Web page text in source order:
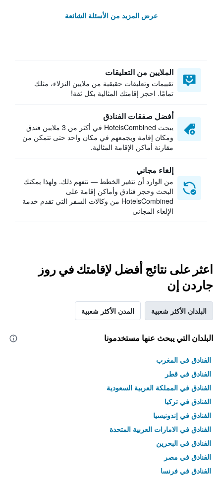
عرض المزيد من الأسئلة الشائعة
الملايين من التعليقات
تقييمات وتعليقات حقيقية من ملايين النزلاء، مثلك
تمامًا. احجز إقامتك المثالية بكل ثقة!
أفضل صفقات الفنادق
يبحث HotelsCombined في أكثر من 3 ملايين فندق
ومكان إقامة ويجمعهم في مكان واحد حتى تتمكن من
مقارنة أماكن الإقامة المثالية.
إلغاء مجاني
من الوارد أن تتغير الخطط — نتفهم ذلك. ولهذا يمكنك
البحث وحجز فنادق وأماكن إقامة على
HotelsCombined من وكالات السفر التي تقدم خدمة
الإلغاء المجاني
اعثر على نتائج أفضل لإقامتك في روز
جاردن إن
البلدان الأكثر شعبية المدن الأكثر شعبية
البلدان التي يبحث عنها مستخدمونا
الفنادق في المغرب
الفنادق في قطر
الفنادق في المملكة العربية السعودية
الفنادق في تركيا
الفنادق في إندونيسيا
الفنادق في الامارات العربية المتحدة
الفنادق في البحرين
الفنادق في مصر
الفنادق في فرنسا